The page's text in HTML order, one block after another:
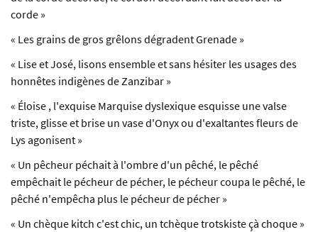
corde »
« Les grains de gros grêlons dégradent Grenade »
« Lise et José, lisons ensemble et sans hésiter les usages des
honnêtes indigènes de Zanzibar »
« Éloise , l'exquise Marquise dyslexique esquisse une valse
triste, glisse et brise un vase d'Onyx ou d'exaltantes fleurs de
Lys agonisent »
« Un pêcheur péchait à l'ombre d'un pêché, le pêché
empêchait le pécheur de pécher, le pécheur coupa le pêché, le
pêché n'empêcha plus le pécheur de pécher »
« Un chèque kitch c'est chic, un tchèque trotskiste çà choque »